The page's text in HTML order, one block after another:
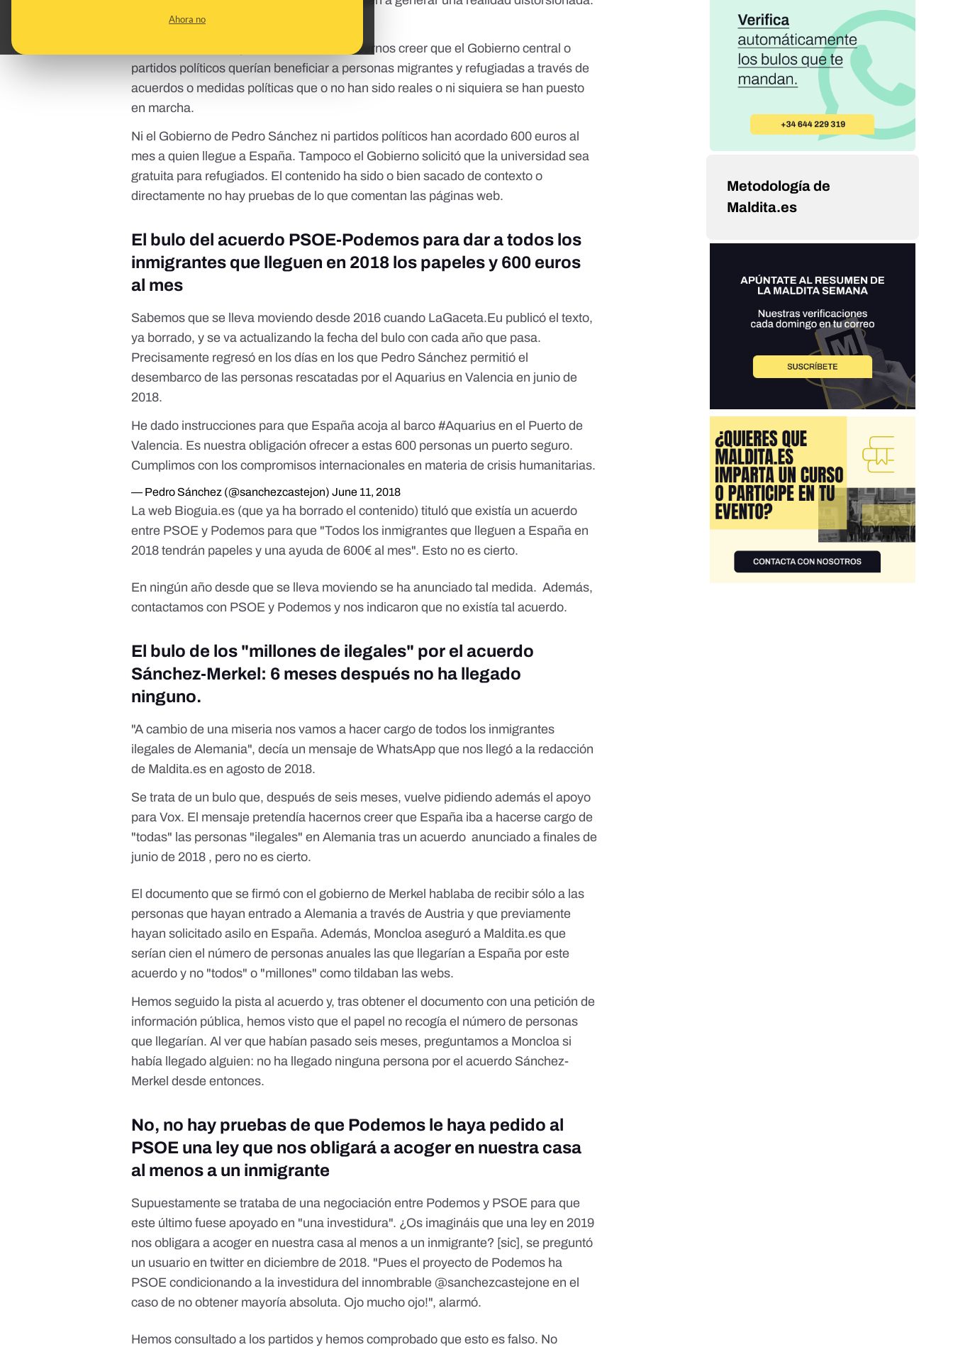
Ahora no
Todos estos mensajes han tratado de hacernos creer que el Gobierno central o
partidos políticos querían beneficiar a personas migrantes y refugiadas a través de
acuerdos o medidas políticas que o no han sido reales o ni siquiera se han puesto
en marcha.
Ni el Gobierno de Pedro Sánchez ni partidos políticos han acordado 600 euros al
mes a quien llegue a España. Tampoco el Gobierno solicitó que la universidad sea
gratuita para refugiados. El contenido ha sido o bien sacado de contexto o
directamente no hay pruebas de lo que comentan las páginas web.
El bulo del acuerdo PSOE-Podemos para dar a todos los
inmigrantes que lleguen en 2018 los papeles y 600 euros
al mes
Sabemos que se lleva moviendo desde 2016 cuando LaGaceta.Eu publicó el texto,
ya borrado, y se va actualizando la fecha del bulo con cada año que pasa.
Precisamente regresó en los días en los que Pedro Sánchez permitió el
desembarco de las personas rescatadas por el Aquarius en Valencia en junio de
2018.
He dado instrucciones para que España acoja al barco#Aquarius en el Puerto de
Valencia. Es nuestra obligación ofrecer a estas 600 personas un puerto seguro.
Cumplimos con los compromisos internacionales en materia de crisis humanitarias.
— Pedro Sánchez (@sanchezcastejon)June 11, 2018
La web Bioguia.es (que ya ha borrado el contenido) tituló que existía un acuerdo
entre PSOE y Podemos para que "Todos los inmigrantes que lleguen a España en
2018 tendrán papeles y una ayuda de 600€ al mes". Esto no es cierto.
En ningún año desde que se lleva moviendo se ha anunciado tal medida. Además,
contactamos con PSOE y Podemos y nos indicaron que no existía tal acuerdo.
El bulo de los "millones de ilegales" por el acuerdo
Sánchez-Merkel: 6 meses después no ha llegado
ninguno.
"A cambio de una miseria nos vamos a hacer cargo de todos los inmigrantes
ilegales de Alemania", decía un mensaje de WhatsApp que nos llegó a la redacción
de Maldita.es en agosto de 2018.
Se trata de un bulo que, después de seis meses, vuelve pidiendo además el apoyo
para Vox. El mensaje pretendía hacernos creer que España iba a hacerse cargo de
"todas" las personas "ilegales" en Alemania tras un acuerdo anunciadoa finales de
junio de 2018 , pero no es cierto.
El documento que se firmó con el gobierno de Merkel hablaba de recibir sólo a las
personas que hayan entrado a Alemania a través de Austria y que previamente
hayan solicitado asilo en España. Además, Moncloa aseguró a Maldita.es que
serían cien el número de personas anuales las que llegarían a España por este
acuerdo y no "todos" o "millones" como tildaban las webs.
Hemos seguido la pista al acuerdo y, tras obtener el documento con una petición de
información pública, hemos visto que el papel no recogía el número de personas
que llegarían. Al ver que habían pasado seis meses, preguntamos a Moncloa si
había llegado alguien: no ha llegado ninguna persona por el acuerdo Sánchez-
Merkel desde entonces.
No, no hay pruebas de que Podemos le haya pedido al
PSOE una ley que nos obligará a acoger en nuestra casa
al menos a un inmigrante
Supuestamente se trataba de una negociación entre Podemos y PSOE para que
este último fuese apoyado en "una investidura". ¿Os imagináis que una ley en 2019
nos obligara a acoger en nuestra casa al menos a un inmigrante? [sic], se preguntó
un usuario en twitter en diciembre de 2018. "Pues el proyecto de Podemos ha
PSOE condicionando a la investidura del innombrable @sanchezcastejone en el
caso de no obtener mayoría absoluta. Ojo mucho ojo!", alarmó.
Hemos consultado a los partidos y hemos comprobado que esto es falso. No
Metodología de
Maldita.es